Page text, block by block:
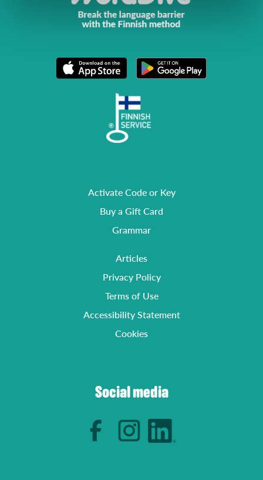
Activate Code or Key
Buy a Gift Card
Grammar
Articles
Privacy Policy
Terms of Use
Accessibility Statement
Cookies
Social media